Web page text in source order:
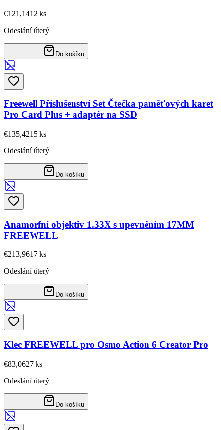
€121,1412 ks
Odeslání úterý
Do košíku
Freewell Příslušenství Set Čtečka paměťových karet
Pro Card Plus + adaptér na SSD
€135,4215 ks
Odeslání úterý
Do košíku
Anamorfní objektiv 1.33X s upevněním 17MM
FREEWELL
€213,9617 ks
Odeslání úterý
Do košíku
Klec FREEWELL pro Osmo Action 6 Creator Pro
€83,0627 ks
Odeslání úterý
Do košíku